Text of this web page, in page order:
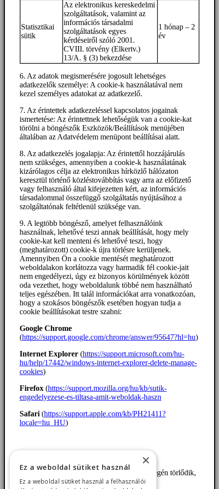
Statisztikai
sütik
Az elektronikus kereskedelmi
szolgáltatások, valamint az
információs társadalmi
szolgáltatások egyes
kérdéseiről szóló 2001.
CVIII. törvény (Elkertv.)
13/A. § (3) bekezdése
1 hónap – 2
év
6. Az adatok megismerésére jogosult lehetséges
adatkezelők személye: A cookie-k használatával nem
kezel személyes adatokat az adatkezelő.
7. Az érintettek adatkezeléssel kapcsolatos jogainak
ismertetése: Az érintettnek lehetőségük van a cookie-kat
törölni a böngészők Eszközök/Beállítások menüjében
általában az Adatvédelem menüpont beállításai alatt.
8. Az adatkezelés jogalapja: Az érintettől hozzájárulás
nem szükséges, amennyiben a cookie-k használatának
kizárólagos célja az elektronikus hírközlő hálózaton
keresztül történő közléstovábbítás vagy arra az előfizető
vagy felhasználó által kifejezetten kért, az információs
társadalommal összefüggő szolgáltatás nyújtásához a
szolgáltatónak feltétlenül szüksége van.
9. A legtöbb böngésző, amelyet felhasználóink
használnak, lehetővé teszi annak beállítását, hogy mely
cookie-kat kell menteni és lehetővé teszi, hogy
(meghatározott) cookie-k újra törlésre kerüljenek.
Amennyiben Ön a cookie mentését meghatározott
weboldalakon korlátozza vagy harmadik fél cookie-jait
nem engedélyezi, úgy ez bizonyos körülmények között
oda vezethet, hogy weboldalunk többé nem használható
teljes egészében. Itt talál információkat arra vonatkozóan,
hogy a szokásos böngészők esetében hogyan tudja a
cookie beállításokat testre szabni:
Google Chrome
(https://support.google.com/chrome/answer/95647?hl=hu)
Internet Explorer (https://support.microsoft.com/hu-
hu/help/17442/windows-internet-explorer-delete-manage-
cookies)
Firefox (https://support.mozilla.org/hu/kb/sutik-
engedelyezese-es-tiltasa-amit-weboldak-haszn
Safari (https://support.apple.com/kb/PH21411?
locale=hu_HU)
1. woocommerce_cart_hash munkamenet végén törlődik,
működéshez szükséges süti ,
×
Ez a weboldal sütiket használ
Ez a weboldal sütiket használ a felhasználói